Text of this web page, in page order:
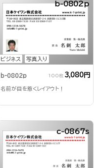
ビジネス 写真入り
b-0802p
b-0802p 100枚 3,080円
名前が目を惹くレイアウト！
c-0867s